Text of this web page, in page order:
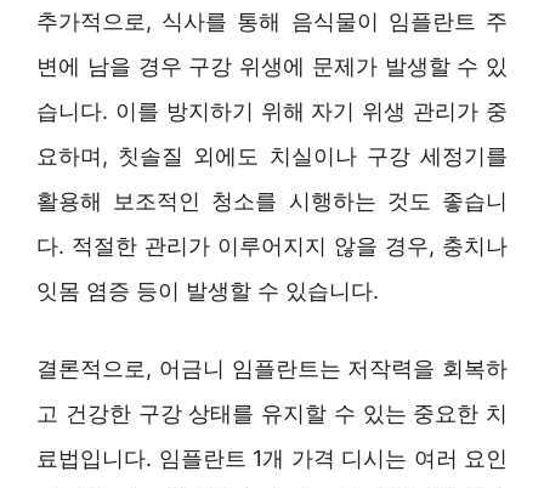
추가적으로, 식사를 통해 음식물이 임플란트 주
변에 남을 경우 구강 위생에 문제가 발생할 수 있
습니다. 이를 방지하기 위해 자기 위생 관리가 중
요하며, 칫솔질 외에도 치실이나 구강 세정기를
활용해 보조적인 청소를 시행하는 것도 좋습니
다. 적절한 관리가 이루어지지 않을 경우, 충치나
잇몸 염증 등이 발생할 수 있습니다.
결론적으로, 어금니 임플란트는 저작력을 회복하
고 건강한 구강 상태를 유지할 수 있는 중요한 치
료법입니다. 임플란트 1개 가격 디시는 여러 요인